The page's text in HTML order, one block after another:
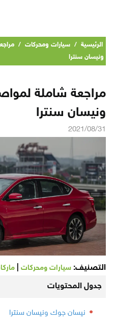
الرئيسية / سيارات ومحركات /
ونيسان سنترا
مراجعة شاملة
ونيسان سنترا
2021/08/31
التصنيف: سيارات ومحركات|
جدول المحتويات
نيسان جوك ونيسان سنترا